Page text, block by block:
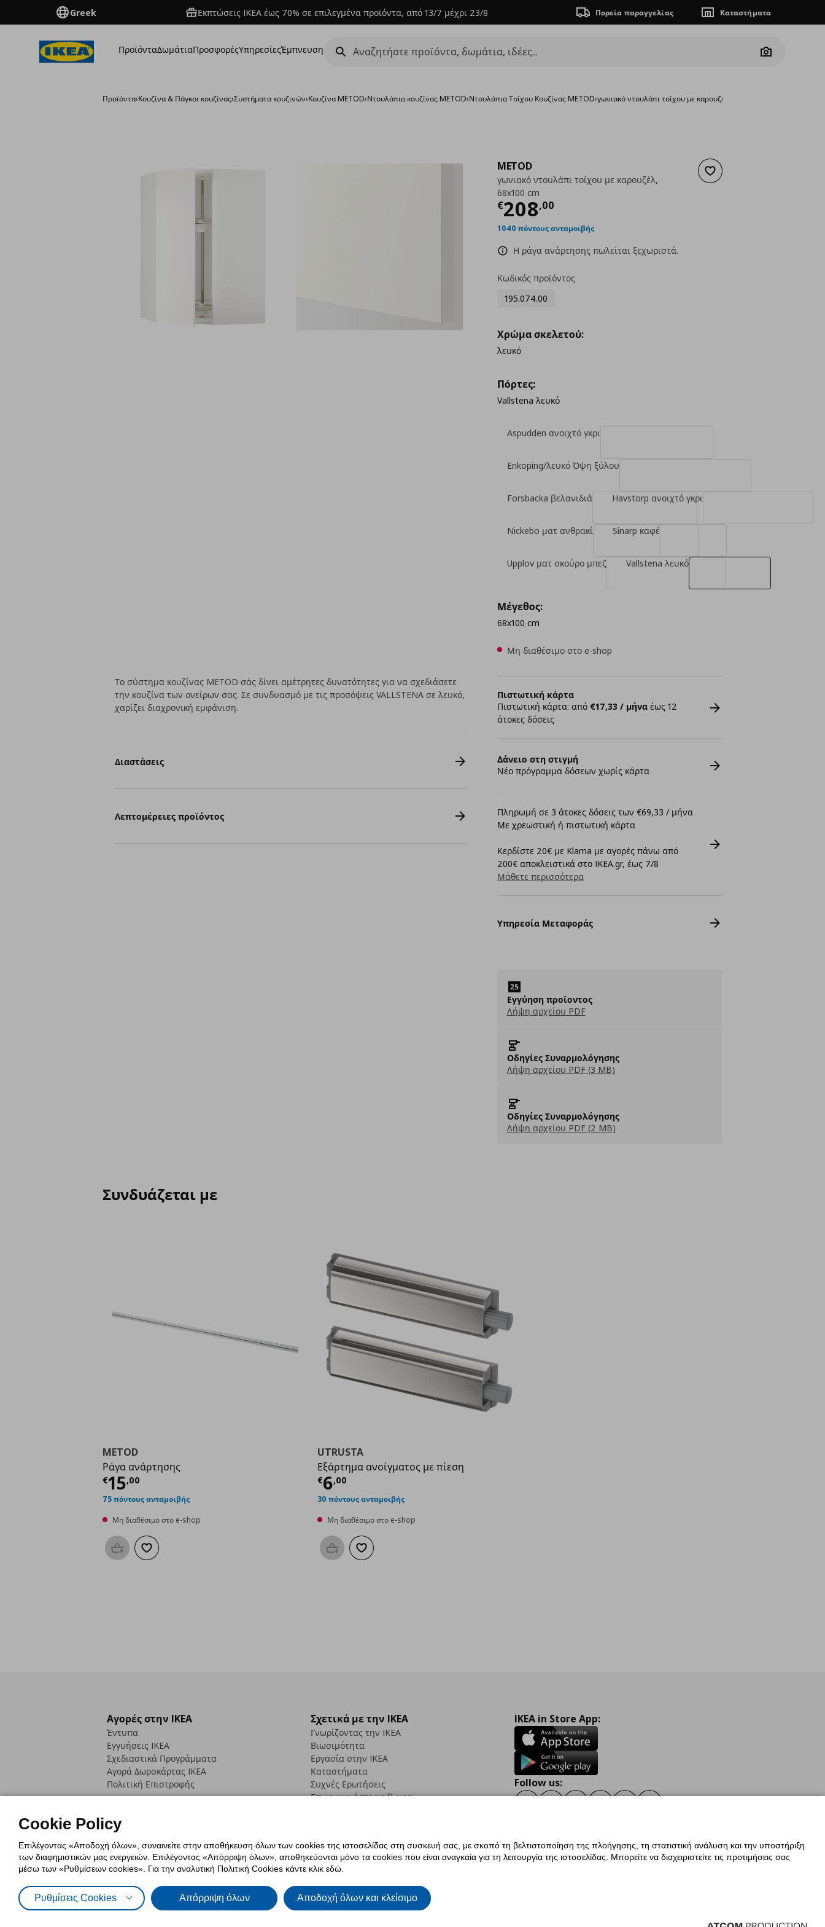
Greek Εκπτώσεις IKEA έως 70% σε επιλεγμένα προϊόντα, από 13/7 μέχρι 23/8 Πορεία παραγγελίας Καταστήματα
ΠροϊόνταΔωμάτιαΠροσφορέςΥπηρεσίεςΈμπνευση
Camera
Προϊόντα›Κουζίνα & Πάγκοι κουζίνας›Συστήματα κουζινών›Κουζίνα METOD›Ντουλάπια κουζίνας METOD›Ντουλάπια Τοίχου Κουζίνας METOD›γωνιακό ντουλάπι τοίχου με καρουζέλ, 68x100 cm
Προσθήκη στα αγαπημένα
METOD
γωνιακό ντουλάπι τοίχου με καρουζέλ,
68x100 cm
€208,00
Τρέχουσα τιμή
1040 πόντους ανταμοιβής
Η ράγα ανάρτησης πωλείται ξεχωριστά.
Κωδικός προϊόντος
195.074.00
Χρώμα σκελετού:
λευκό
Πόρτες:
Vallstena λευκό
Aspudden ανοιχτό γκρι
Enkoping/λευκό Όψη ξύλου
Forsbacka βελανιδιά Havstorp ανοιχτό γκρι
Nickebo ματ ανθρακί Sinarp καφέ
Upplov ματ σκούρο μπεζ Vallstena λευκό
Μέγεθος:
68x100 cm
Μη διαθέσιμο στο e-shop
Πιστωτική κάρτα
Πιστωτική κάρτα: από €17,33 / μήναέως 12
άτοκες δόσεις
Δάνειο στη στιγμή
Νέο πρόγραμμα δόσεων χωρίς κάρτα
Πληρωμή σε 3 άτοκες δόσεις των €69,33 / μήνα
Με χρεωστική ή πιστωτική κάρτα
Κερδίστε 20€ με Klarna με αγορές πάνω από
200€ αποκλειστικά στο IKEA.gr, έως 7/8
Μάθετε περισσότερα
Υπηρεσία Μεταφοράς
Εγγύηση προϊοντος
Λήψη αρχείου PDF
Οδηγίες Συναρμολόγησης
Λήψη αρχείου PDF (3 MB)
Οδηγίες Συναρμολόγησης
Λήψη αρχείου PDF (2 MB)
Το σύστημα κουζίνας METOD σάς δίνει αμέτρητες δυνατότητες για να σχεδιάσετε
την κουζίνα των ονείρων σας. Σε συνδυασμό με τις προσόψεις VALLSTENA σε λευκό,
χαρίζει διαχρονική εμφάνιση.
Διαστάσεις
Λεπτομέρειες προϊόντος
Συνδυάζεται με
METOD
Ράγα ανάρτησης
€15,00
Τρέχουσα τιμή
75 πόντους ανταμοιβής
Μη διαθέσιμο στο e-shop
Προσθήκη στο καλάθι
Προσθήκη στα αγαπημένα
UTRUSTA
Εξάρτημα ανοίγματος με πίεση
€6,00
Τρέχουσα τιμή
30 πόντους ανταμοιβής
Μη διαθέσιμο στο e-shop
Προσθήκη στο καλάθι
Προσθήκη στα αγαπημένα
Αγορές στην IKEA
Έντυπα
Εγγυήσεις IKEA
Σχεδιαστικά Προγράμματα
Αγορά Δωρoκάρτας IKEA
Πολιτική Επιστροφής
Σχετικά με την IKEA
Γνωρίζοντας την IKEA
Βιωσιμότητα
Εργασία στην IKEA
Καταστήματα
Συχνές Ερωτήσεις
Επικοινωνήστε μαζί μας
IKEA in Store App:
Follow us:
Πολιτική Cookies Δήλωση ψηφιακής προσβασιμότητας
Γενική Πολιτική Προσωπικών Δεδομένων
Cookie Policy
Επιλέγοντας «Αποδοχή όλων», συναινείτε στην αποθήκευση όλων των cookies της ιστοσελίδας στη συσκευή σας, με σκοπό τη βελτιστοποίηση της πλοήγησης, τη στατιστική ανάλυση και την υποστήριξη
των διαφημιστικών μας ενεργειών. Επιλέγοντας «Απόρριψη όλων», αποθηκεύονται μόνο τα cookies που είναι αναγκαία για τη λειτουργία της ιστοσελίδας. Μπορείτε να διαχειριστείτε τις προτιμήσεις σας
μέσω των «Ρυθμίσεων cookies». Για την αναλυτική Πολιτική Cookies κάντε κλικ εδώ.
Ρυθμίσεις Cookies Απόρριψη όλων Αποδοχή όλων και κλείσιμο